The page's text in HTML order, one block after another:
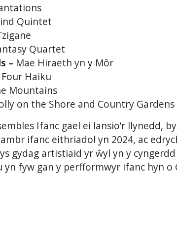
Quintet
Quartet
– Mae Hiraeth yn y Môr
Four Haiku
Mountains
on the Shore and Country Gardens
Ifanc gael ei lansio’r llynedd,
ifanc eithriadol yn 2024, ac
gydag artistiaid yr ŵyl yn y
fyw gan y perfformwyr ifanc hyn o